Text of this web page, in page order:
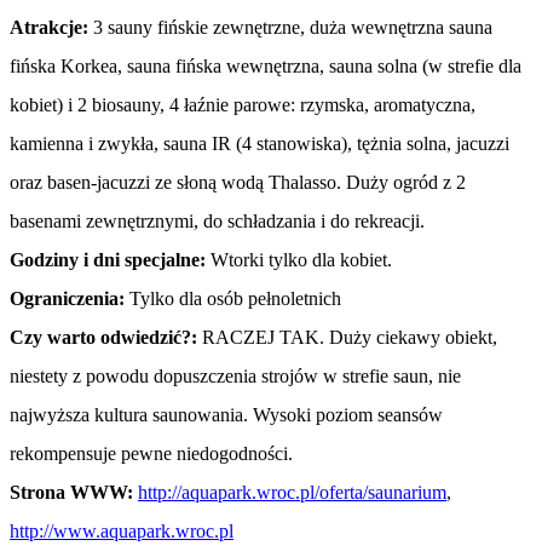
Atrakcje: 3 sauny fińskie zewnętrzne, duża wewnętrzna sauna
fińska Korkea, sauna fińska wewnętrzna, sauna solna (w strefie dla
kobiet) i 2 biosauny, 4 łaźnie parowe: rzymska, aromatyczna,
kamienna i zwykła, sauna IR (4 stanowiska), tężnia solna, jacuzzi
oraz basen-jacuzzi ze słoną wodą Thalasso. Duży ogród z 2
basenami zewnętrznymi, do schładzania i do rekreacji.
Godziny i dni specjalne: Wtorki tylko dla kobiet.
Ograniczenia: Tylko dla osób pełnoletnich
Czy warto odwiedzić?: RACZEJ TAK. Duży ciekawy obiekt,
niestety z powodu dopuszczenia strojów w strefie saun, nie
najwyższa kultura saunowania. Wysoki poziom seansów
rekompensuje pewne niedogodności.
Strona WWW: http://aquapark.wroc.pl/oferta/saunarium,
http://www.aquapark.wroc.pl